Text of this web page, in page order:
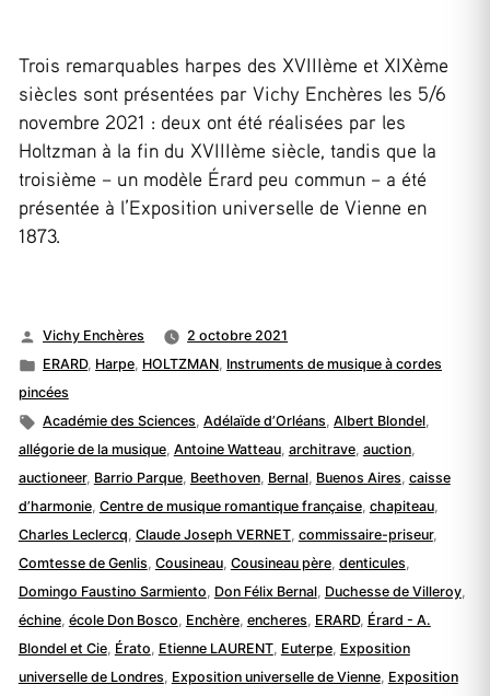
Trois remarquables harpes des XVIIIème et XIXème
siècles sont présentées par Vichy Enchères les 5/6
novembre 2021 : deux ont été réalisées par les
Holtzman à la fin du XVIIIème siècle, tandis que la
troisième – un modèle Érard peu commun – a été
présentée à l’Exposition universelle de Vienne en
1873.
Publié
par
Vichy Enchères
2 octobre 2021
Publié
dans
ERARD, Harpe, HOLTZMAN, Instruments de musique à cordes
pincées
Étiquettes :
Académie des Sciences,Adélaïde d’Orléans,Albert Blondel,
allégorie de la musique, Antoine Watteau, architrave, auction,
auctioneer, Barrio Parque, Beethoven, Bernal, Buenos Aires, caisse
d’harmonie, Centre de musique romantique française, chapiteau,
Charles Leclercq, Claude Joseph VERNET, commissaire-priseur,
Comtesse de Genlis, Cousineau, Cousineau père, denticules,
Domingo Faustino Sarmiento, Don Félix Bernal, Duchesse de Villeroy,
échine, école Don Bosco, Enchère, encheres, ERARD, Érard - A.
Blondel et Cie, Érato, Etienne LAURENT, Euterpe, Exposition
universelle de Londres, Exposition universelle de Vienne, Exposition